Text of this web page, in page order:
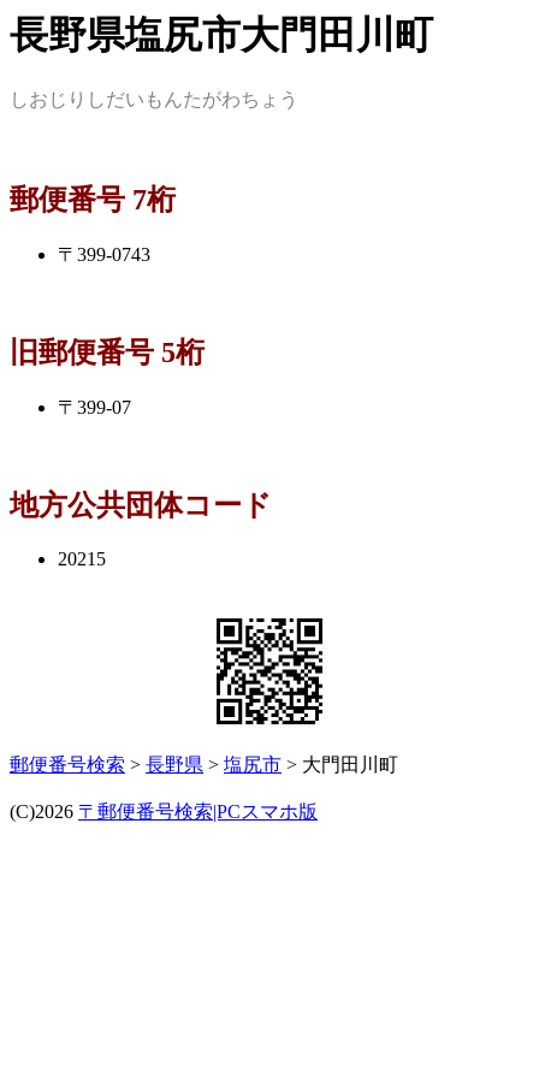
長野県塩尻市大門田川町
しおじりしだいもんたがわちょう
郵便番号 7桁
〒399-0743
旧郵便番号 5桁
〒399-07
地方公共団体コード
20215
郵便番号検索 > 長野県 > 塩尻市 > 大門田川町
(C)2026 〒郵便番号検索|PCスマホ版